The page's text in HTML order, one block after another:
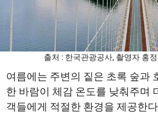
출처 : 한국관광공사, 촬영자 홍
여름에는 주변의 짙은 초록 숲과
한 바람이 체감 온도를 낮춰주며
객들에게 적절한 환경을 제공한